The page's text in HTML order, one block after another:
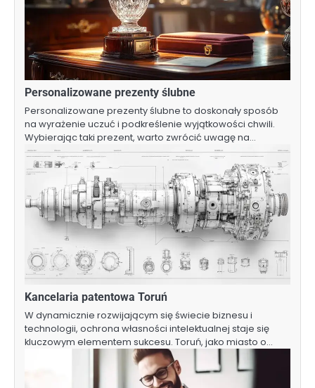
Personalizowane prezenty ślubne
Personalizowane prezenty ślubne to doskonały sposób
na wyrażenie uczuć i podkreślenie wyjątkowości chwili.
Wybierając taki prezent, warto zwrócić uwagę na…
Kancelaria patentowa Toruń
W dynamicznie rozwijającym się świecie biznesu i
technologii, ochrona własności intelektualnej staje się
kluczowym elementem sukcesu. Toruń, jako miasto o…